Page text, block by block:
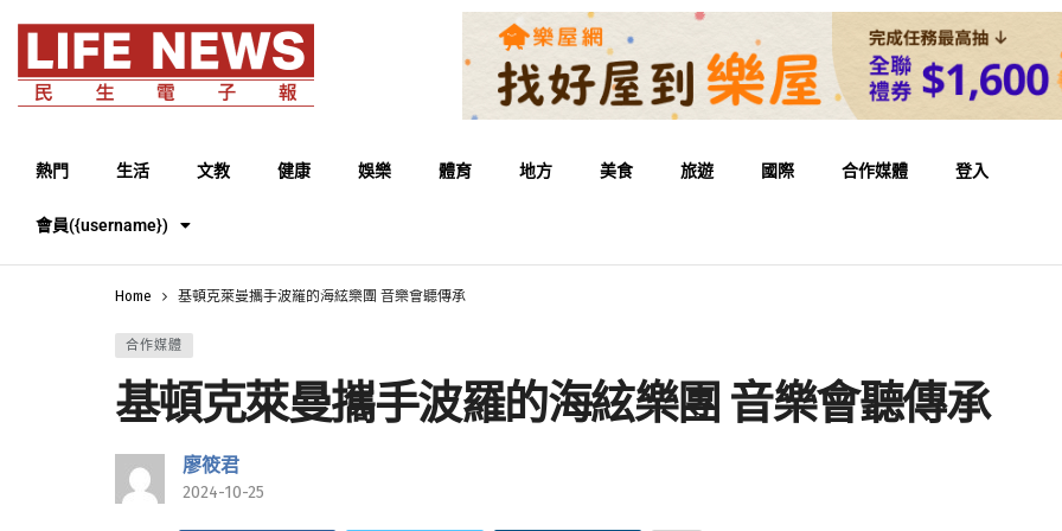
熱門 生活 文教 健康 娛樂 體育 地方 美食 旅遊 國際 合作媒體 登入
會員({username})
Home 基頓克萊曼攜手波羅的海絃樂團 音樂會聽傳承
合作媒體
基頓克萊曼攜手波羅的海絃樂團 音樂會聽傳承
廖筱君
2024-10-25